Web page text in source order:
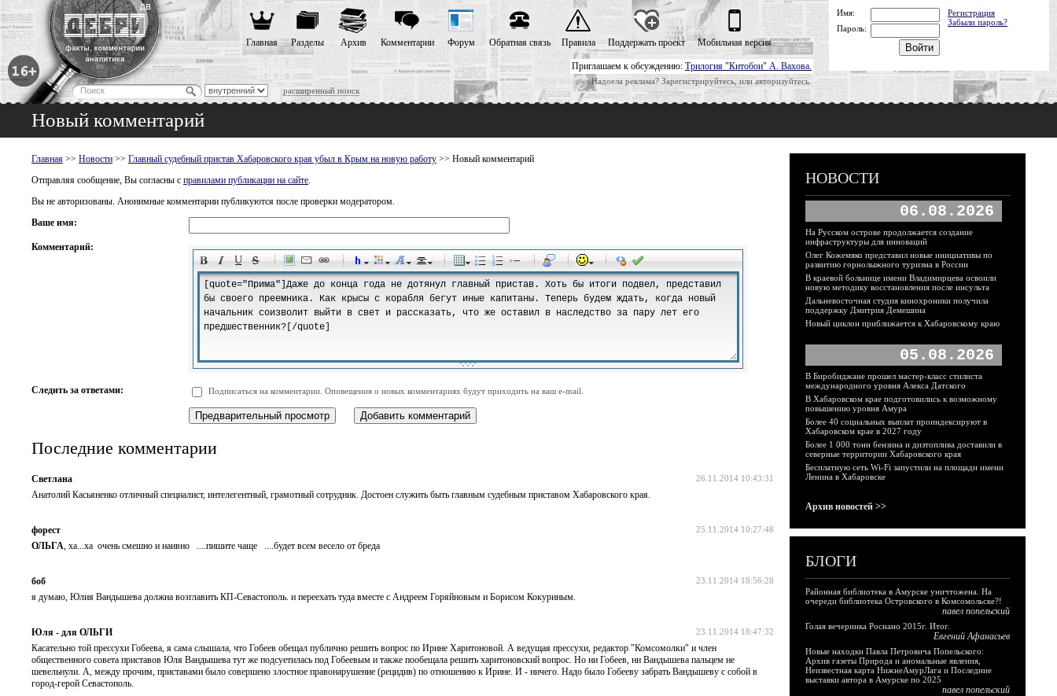
Приглашаем к обсуждению: Трилогия "Китобои" А. Вахова.
Надоела реклама? Зарегистрируйтесь, или авторизуйтесь.
расширенный поиск
Главная Разделы Архив Комментарии Форум Обратная связь Правила Поддержать проект Мобильная версия
Имя:
Регистрация
Забыли пароль?
Пароль:
Новый комментарий
Главная >> Новости >> Главный судебный пристав Хабаровского края убыл в Крым на новую работу >> Новый комментарий
Отправляя сообщение, Вы согласны с правилами публикации на сайте.
Вы не авторизованы. Анонимные комментарии публикуются после проверки модератором.
Ваше имя:
Комментарий:
-
-
-
-
-
-
-
-
-
-
-
-
-
-
-
-
-
-
-
-
-
-
-
-
-
-
-
-
-
-
-
-
-
-
-
-
-
-
-
-
-
-
-
Следить за ответами: Подписаться на комментарии. Оповещения о новых комментариях будут приходить на ваш e-mail.
Последние комментарии
26.11.2014 10:43:31
Светлана
Анатолий Касьяненко отличный специалист, интелегентный, грамотный сотрудник. Достоен служить быть главным судебным приставом Хабаровского края.
25.11.2014 10:27:48
форест
ОЛЬГА , ха...ха очень смешно и наивно ....пишите чаще ....будет всем весело от бреда
23.11.2014 18:56:28
боб
я думаю, Юлия Вандышева должна возглавить КП-Севастополь. и переехать туда вместе с Андреем Горяйновым и Борисом Кокуриным.
23.11.2014 18:47:32
Юля - для ОЛЬГИ
Касательно той прессухи Гобеева, я сама слышала, что Гобеев обещал публично решить вопрос по Ирине Харитоновой. А ведущая прессухи, редактор "Комсомолки" и член
общественного совета приставов Юля Вандышева тут же подсуетилась под Гобеевым и также пообещала решить харитоновский вопрос. Но ни Гобеев, ни Вандышева пальцем не
шевельнули. А, между прочим, приставами было совершено злостное правонарушение (рецидив) по отношению к Ирине. И - ничего. Надо было Гобееву забрать Вандышеву с собой в
город-герой Севастополь.
НОВОСТИ
06.08.2026
На Русском острове продолжается создание
инфраструктуры для инноваций
Олег Кожемяко представил новые инициативы по
развитию горнолыжного туризма в России
В краевой больнице имени Владимирцева освоили
новую методику восстановления после инсульта
Дальневосточная студия кинохроники получила
поддержку Дмитрия Демешина
Новый циклон приближается к Хабаровскому краю
05.08.2026
В Биробиджане прошел мастер-класс стилиста
международного уровня Алекса Датского
В Хабаровском крае подготовились к возможному
повышению уровня Амура
Более 40 социальных выплат проиндексируют в
Хабаровском крае в 2027 году
Более 1 000 тонн бензина и дизтоплива доставили в
северные территории Хабаровского края
Бесплатную сеть Wi-Fi запустили на площади имени
Ленина в Хабаровске
Архив новостей >>
БЛОГИ
Районная библиотека в Амурске уничтожена. На
очереди библиотека Островского в Комсомольске?!
павел попельский
Голая вечеринка Роснано 2015г. Итог.
Евгений Афанасьев
Новые находки Павла Петровича Попельского:
Архив газеты Природа и аномальные явления,
Неизвестная карта НижнеАмурЛага и Последние
выставки автора в Амурске по 2025
павел попельский